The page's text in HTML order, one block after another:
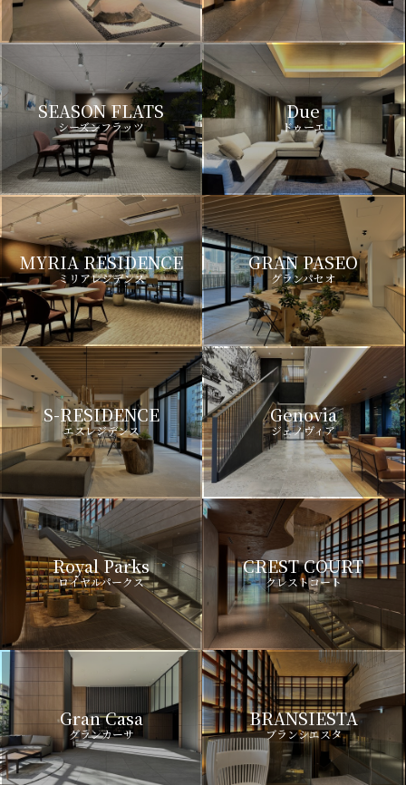
SEASON FLATS
シーズンフラッツ
Due
ドゥーエ
MYRIA RESIDENCE
ミリアレジデンス
GRAN PASEO
グランパセオ
S-RESIDENCE
エスレジデンス
Genovia
ジェノヴィア
Royal Parks
ロイヤルパークス
CREST COURT
クレストコート
Gran Casa
グランカーサ
BRANSIESTA
ブランシエスタ